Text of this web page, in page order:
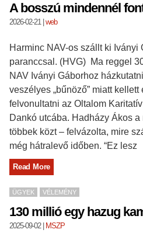
A bosszú mindennél
2026-02-21| web
Harminc NAV-os szállt ki Iványi
paranccsal. (HVG) Ma reggel
NAV Iványi Gáborhoz
veszélyes „bűnöző” miatt
felvonultatni az Oltalom
Dankó utcába. Hadházy Ákos
többek közt – felvázolta, mire
még hátralevő időben. “Ez lesz
Read More
ÜGYEK VÉLEMÉNY
130 millió egy hazug
2025-09-02| MSZP